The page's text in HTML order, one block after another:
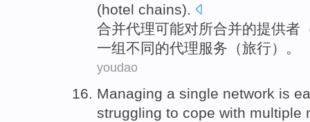
(hotel chains).
合并代理可能对所合并的提供者
一组不同的代理服务 （旅行）。
youdao
Managing a single network is
struggling to cope with multiple